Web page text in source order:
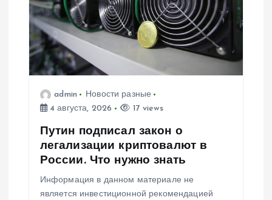
admin
Новости разные
4 августа, 2026
17 views
Путин подписал закон о
легализации криптовалют в
России. Что нужно знать
Информация в данном материале не
является инвестиционной рекомендацией